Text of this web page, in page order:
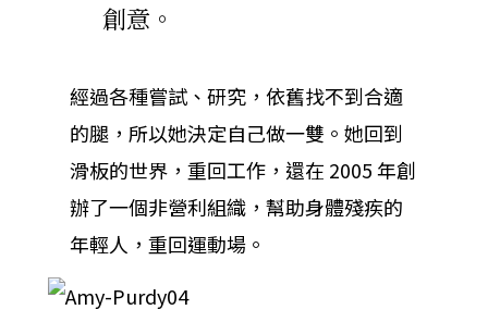
創意。
經過各種嘗試、研究，依舊找不到合適
的腿，所以她決定自己做一雙。她回到
滑板的世界，重回工作，還在 2005 年創
辦了一個非營利組織，幫助身體殘疾的
年輕人，重回運動場。